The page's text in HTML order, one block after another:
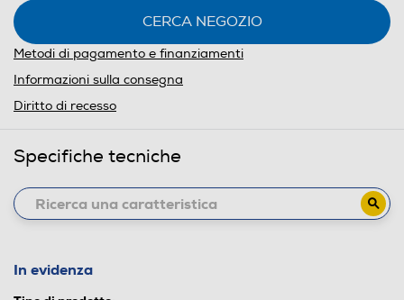
CERCA NEGOZIO
Metodi di pagamento e finanziamenti
Informazioni sulla consegna
Diritto di recesso
Specifiche tecniche
In evidenza